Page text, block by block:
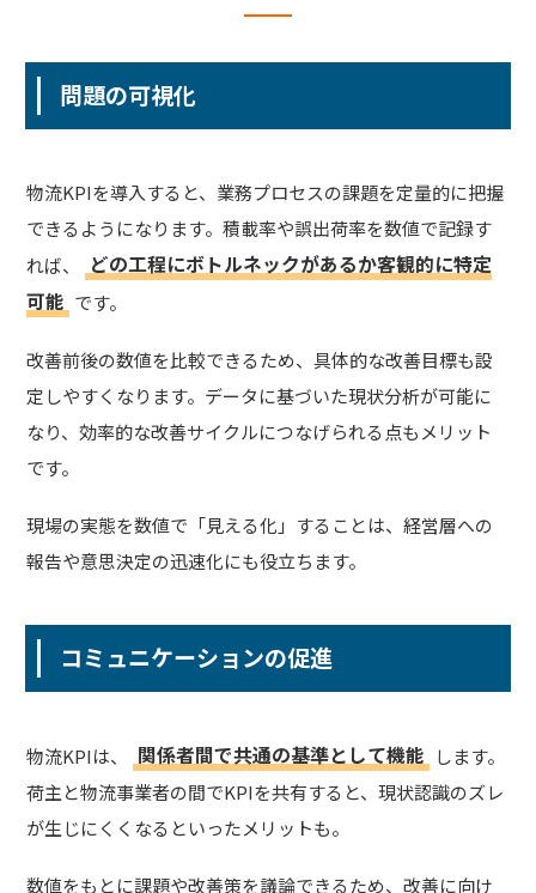
問題の可視化
物流KPIを導入すると、業務プロセスの課題を定量的に把握
できるようになります。積載率や誤出荷率を数値で記録す
れば、
どの工程にボトルネックがあるか客観的に特定
可能 です。
改善前後の数値を比較できるため、具体的な改善目標も設
定しやすくなります。データに基づいた現状分析が可能に
なり、効率的な改善サイクルにつなげられる点もメリット
です。
現場の実態を数値で「見える化」することは、経営層への
報告や意思決定の迅速化にも役立ちます。
コミュニケーションの促進
物流KPIは、 関係者間で共通の基準として機能 します。
荷主と物流事業者の間でKPIを共有すると、現状認識のズレ
が生じにくくなるといったメリットも。
数値をもとに課題や改善策を議論できるため、改善に向け